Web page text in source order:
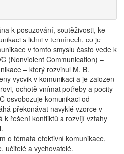
k posuzování, soutěživosti, ke
s lidmi v termínech, co je
v tomto smyslu často vede k
(Nonviolent Communication) –
– který rozvinul M. B.
výcvik v komunikaci a je založen
ochotě vnímat potřeby a pocity
osvobozuje komunikaci od
překonávat navyklé vzorce v
k řešení konfliktů a rozvíjí vztahy
o témata efektivní komunikace,
učitelé a vychovatelé.